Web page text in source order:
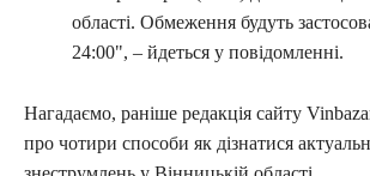
області. Обмеження будуть
24:00", – йдеться у повідомленні.
Нагадаємо, раніше редакція сайту
про чотири способи як дізнатися